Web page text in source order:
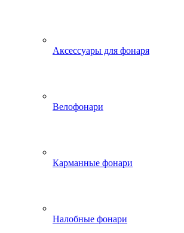
Аксессуары для фонаря
Велофонари
Карманные фонари
Налобные фонари